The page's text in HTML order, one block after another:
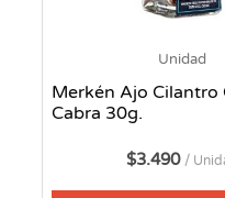
Unidad
Merkén Ajo Cilantro
Cabra 30g.
$3.490 /